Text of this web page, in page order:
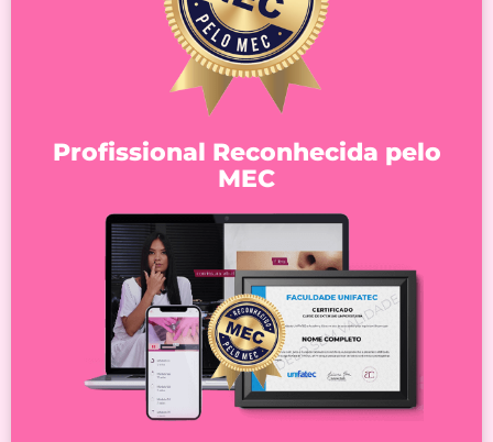
Profissional Reconhecida pelo
MEC